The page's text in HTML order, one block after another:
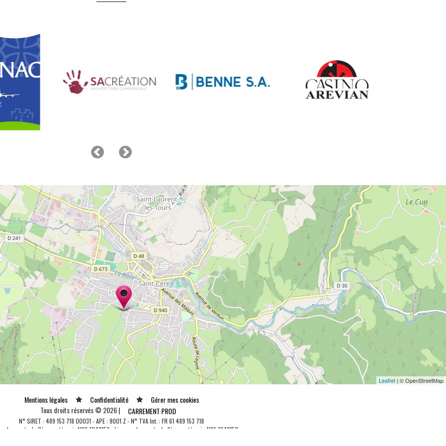
Leaflet | © OpenStreetMap
Mentions légales Confidentialité
Gérer mes cookies
Tous droits réservés © 2026 |
CARREMENT PROD
N° SIRET : 489 153 718 00031 - APE : 9001 Z - N° TVA Int. : FR 61 489 153 718
de spectacle 2ème catégorie N°2-1048153 - Licence de spectacle 3ème catégorie N°3-1048152